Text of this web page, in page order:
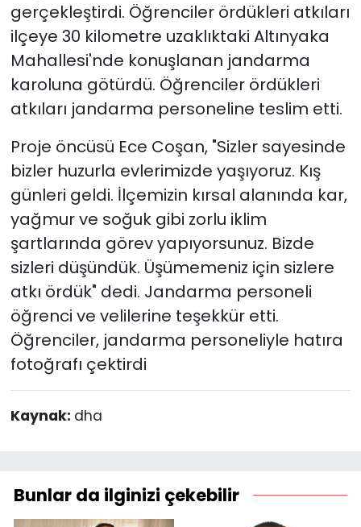
gerçekleştirdi. Öğrenciler ördükleri atkıları
ilçeye 30 kilometre uzaklıktaki Altınyaka
Mahallesi'nde konuşlanan jandarma
karoluna götürdü. Öğrenciler ördükleri
atkıları jandarma personeline teslim etti.
Proje öncüsü Ece Coşan, "Sizler sayesinde
bizler huzurla evlerimizde yaşıyoruz. Kış
günleri geldi. İlçemizin kırsal alanında kar,
yağmur ve soğuk gibi zorlu iklim
şartlarında görev yapıyorsunuz. Bizde
sizleri düşündük. Üşümemeniz için sizlere
atkı ördük" dedi. Jandarma personeli
öğrenci ve velilerine teşekkür etti.
Öğrenciler, jandarma personeliyle hatıra
fotoğrafı çektirdi
Kaynak: dha
Bunlar da ilginizi çekebilir